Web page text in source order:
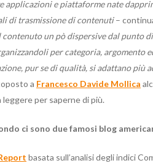
e piattaforme nate
di trasmissione di contenuti–
un pò dispersive dal punto
per categoria, argomento
pur se di qualità, si adattano più
a Francesco Davide Mollica
per saperne di più.
ci sono due famosi blog
basata sull’analisi degli indici